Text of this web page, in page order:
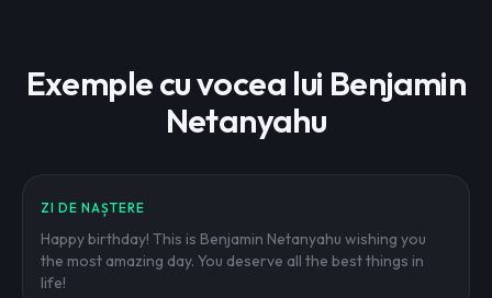
Exemple cu vocea lui Benjamin
Netanyahu
ZI DE NAȘTERE
Happy birthday! This is Benjamin Netanyahu wishing you
the most amazing day. You deserve all the best things in
life!